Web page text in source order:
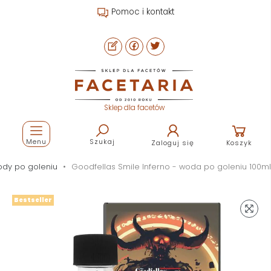
Pomoc i kontakt
Sklep dla facetów
Szukaj Zaloguj się Koszyk
Menu
po goleniu Goodfellas Smile Inferno - woda po goleniu 100ml
Bestseller